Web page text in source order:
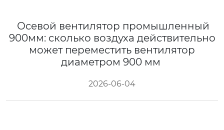
Осевой вентилятор промышленный
900мм: сколько воздуха действительно
может переместить вентилятор
диаметром 900 мм
2026-06-04